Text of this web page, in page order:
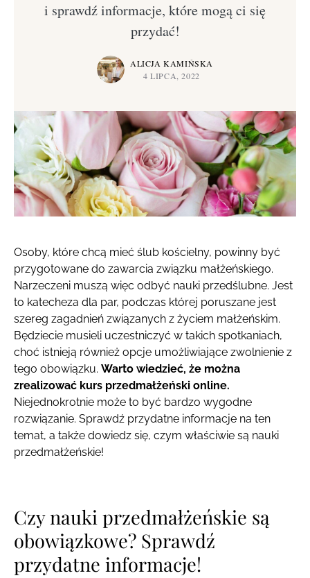
i sprawdź informacje, które mogą ci się
przydać!
ALICJA KAMIŃSKA
4 LIPCA, 2022
Osoby, które chcą mieć ślub kościelny, powinny być
przygotowane do zawarcia związku małżeńskiego.
Narzeczeni muszą więc odbyć nauki przedślubne. Jest
to katecheza dla par, podczas której poruszane jest
szereg zagadnień związanych z życiem małżeńskim.
Będziecie musieli uczestniczyć w takich spotkaniach,
choć istnieją również opcje umożliwiające zwolnienie z
tego obowiązku. Warto wiedzieć, że można
zrealizować kurs przedmałżeński online.
Niejednokrotnie może to być bardzo wygodne
rozwiązanie. Sprawdź przydatne informacje na ten
temat, a także dowiedz się, czym właściwie są nauki
przedmałżeńskie!
Czy nauki przedmałżeńskie są
obowiązkowe? Sprawdź
przydatne informacje!